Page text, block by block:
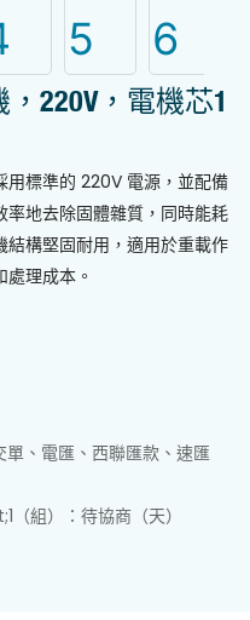
220V，電機芯1
用標準的 220V 電源，並配備
地去除固體雜質，同時能耗
構堅固耐用，適用於重載作
理成本。
、電匯、西聯匯款、速匯
（組）：待協商（天）